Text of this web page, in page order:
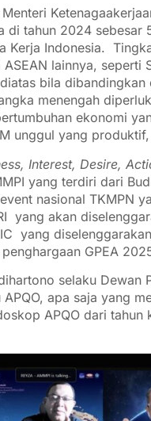
di tahun 2024
Kerja Indonesia.
lainnya, seperti
bila
menengah
ekonomi
unggul yang
Interest, Desire,
yang terdiri dari
nasional TKMPN
yang akan
yang
GPEA
selaku Dewan
apa saja yang
APQO dari tahun